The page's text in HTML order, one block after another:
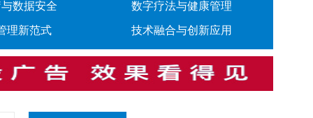
数据安全 数字疗法与健康管理
理新范式 技术融合与创新应用